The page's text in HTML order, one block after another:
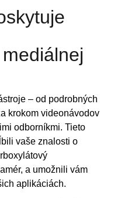
– od podrobných
krokom videonávodov
odborníkmi. Tieto
vaše znalosti o
a umožnili vám
aplikáciách.